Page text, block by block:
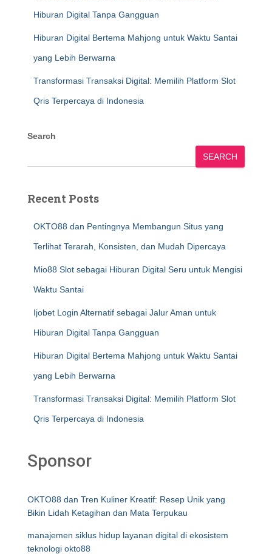
Hiburan Digital Tanpa Gangguan
Hiburan Digital Bertema Mahjong untuk Waktu Santai
yang Lebih Berwarna
Transformasi Transaksi Digital: Memilih Platform Slot
Qris Terpercaya di Indonesia
Search
SEARCH
Recent Posts
OKTO88 dan Pentingnya Membangun Situs yang
Terlihat Terarah, Konsisten, dan Mudah Dipercaya
Mio88 Slot sebagai Hiburan Digital Seru untuk Mengisi
Waktu Santai
Ijobet Login Alternatif sebagai Jalur Aman untuk
Hiburan Digital Tanpa Gangguan
Hiburan Digital Bertema Mahjong untuk Waktu Santai
yang Lebih Berwarna
Transformasi Transaksi Digital: Memilih Platform Slot
Qris Terpercaya di Indonesia
Sponsor
OKTO88 dan Tren Kuliner Kreatif: Resep Unik yang
Bikin Lidah Ketagihan dan Mata Terpukau
manajemen siklus hidup layanan digital di ekosistem
teknologi okto88